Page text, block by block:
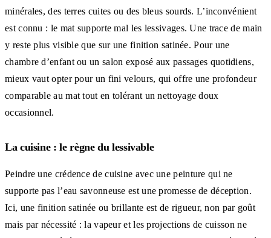
minérales, des terres cuites ou des bleus sourds. L’inconvénient
est connu : le mat supporte mal les lessivages. Une trace de main
y reste plus visible que sur une finition satinée. Pour une
chambre d’enfant ou un salon exposé aux passages quotidiens,
mieux vaut opter pour un fini velours, qui offre une profondeur
comparable au mat tout en tolérant un nettoyage doux
occasionnel.
La cuisine : le règne du lessivable
Peindre une crédence de cuisine avec une peinture qui ne
supporte pas l’eau savonneuse est une promesse de déception.
Ici, une finition satinée ou brillante est de rigueur, non par goût
mais par nécessité : la vapeur et les projections de cuisson ne